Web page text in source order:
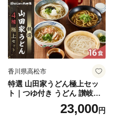
香川県高松市
特選 山田家うどん極上セッ
ト｜つゆ付き うどん 讃岐う
どん さぬきうどん 生麵 うど
んセット カレーうどん 生う
23,000円